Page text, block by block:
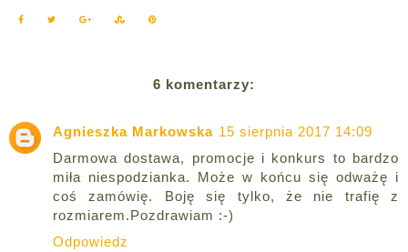
6 komentarzy:
Agnieszka Markowska 15 sierpnia 2017 14:09
Darmowa dostawa, promocje i konkurs to bardzo
miła niespodzianka. Może w końcu się odważę i
coś zamówię. Boję się tylko, że nie trafię z
rozmiarem.Pozdrawiam :-)
Odpowiedz